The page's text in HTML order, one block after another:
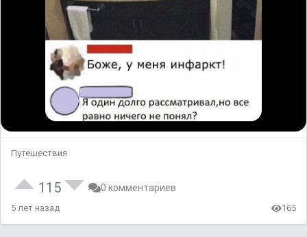
Путешествия
115 0 комментариев
5 лет назад 165